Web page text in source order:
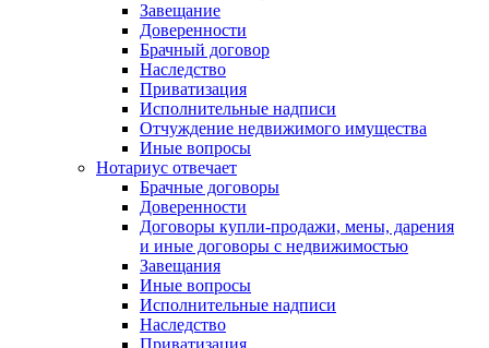
Завещание
Доверенности
Брачный договор
Наследство
Приватизация
Исполнительные надписи
Отчуждение недвижимого имущества
Иные вопросы
Нотариус отвечает
Брачные договоры
Доверенности
Договоры купли-продажи, мены, дарения
и иные договоры с недвижимостью
Завещания
Иные вопросы
Исполнительные надписи
Наследство
Приватизация